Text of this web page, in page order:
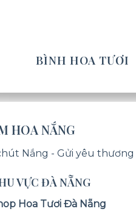
BÌNH HOA TƯƠI
HOA NẮNG
Nắng - Gửi yêu thương
VỰC ĐÀ NẴNG
Hoa Tươi Đà Nẵng